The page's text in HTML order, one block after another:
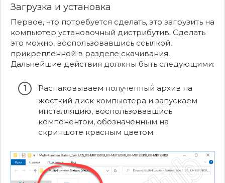
Загрузка и установка
Первое, что потребуется сделать, это загрузить на
компьютер установочный дистрибутив. Сделать
это можно, воспользовавшись ссылкой,
прикрепленной в разделе скачивания.
Дальнейшие действия должны быть следующими:
Распаковываем полученный архив на
жесткий диск компьютера и запускаем
инсталляцию, воспользовавшись
компонентом, обозначенным на
скриншоте красным цветом.